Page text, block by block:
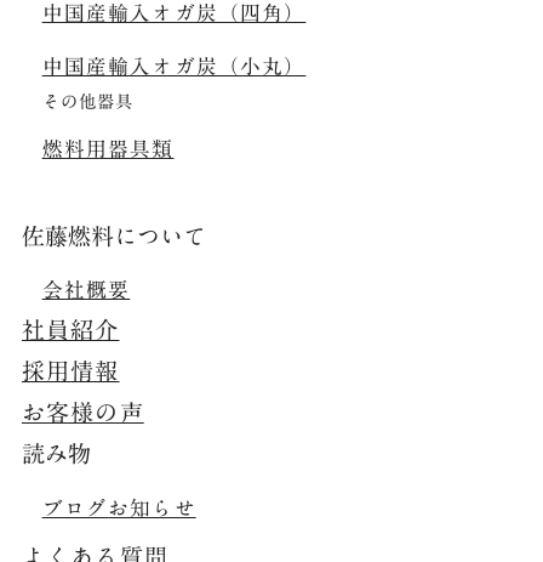
中国産輸入オガ炭（四角）
中国産輸入オガ炭（小丸）
その他器具
燃料用器具類
佐藤燃料について
会社概要
社員紹介
採用情報
お客様の声
読み物
ブログ お知らせ
よくある質問